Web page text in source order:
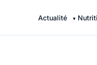
Actualité